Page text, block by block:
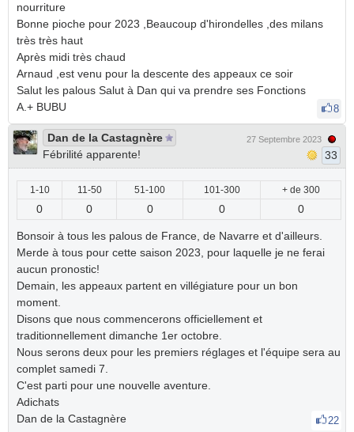
nourriture
Bonne pioche pour 2023 ,Beaucoup d'hirondelles ,des milans
très très haut
Après midi très chaud
Arnaud ,est venu pour la descente des appeaux ce soir
Salut les palous Salut à Dan qui va prendre ses Fonctions
A.+ BUBU
8
Dan de la Castagnère
Fébrilité apparente!
27 Septembre 2023
33
1-10 11-50 51-100 101-300 + de 300
0 0 0 0 0
Bonsoir à tous les palous de France, de Navarre et d'ailleurs.
Merde à tous pour cette saison 2023, pour laquelle je ne ferai
aucun pronostic!
Demain, les appeaux partent en villégiature pour un bon
moment.
Disons que nous commencerons officiellement et
traditionnellement dimanche 1er octobre.
Nous serons deux pour les premiers réglages et l'équipe sera au
complet samedi 7.
C'est parti pour une nouvelle aventure.
Adichats
Dan de la Castagnère
22